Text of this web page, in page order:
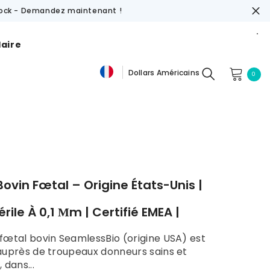
- Demandez maintenant !
Dollars Américains
CHF
0
Fœtal – Origine États-Unis |
À 0,1 Μm | Certifié EMEA |
bovin SeamlessBio (origine USA) est
de troupeaux donneurs sains et